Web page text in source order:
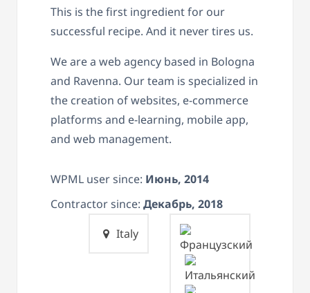
This is the first ingredient for our
successful recipe. And it never tires us.
We are a web agency based in Bologna
and Ravenna. Our team is specialized in
the creation of websites, e-commerce
platforms and e-learning, mobile app,
and web management.
WPML user since: Июнь, 2014
Contractor since: Декабрь, 2018
Italy